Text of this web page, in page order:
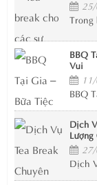
Trong
BBQ
Vui
BBQ
Dịch
Lượng
Dịch